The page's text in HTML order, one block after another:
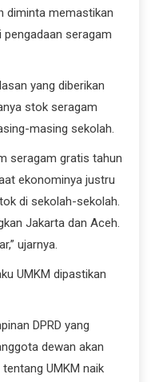
diminta memastikan
seragam
yang diberikan
stok seragam
masing sekolah.
seragam gratis tahun
ekonominya justru
di sekolah-sekolah.
Jakarta dan Aceh.
ujarnya.
UMKM dipastikan
DPRD yang
dewan akan
UMKM naik